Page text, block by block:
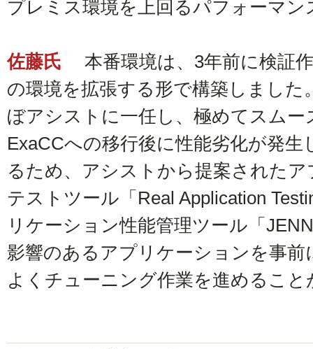
プレミス環境を上回るパフォーマ
佐藤氏
本番環境は、3年前に検証
の環境を拡張する形で構築しました
ぼアシストに一任し、極めてスム
ExaCCへの移行後に性能劣化が発
るため、アシストから提案された
テストツール「Real Application
リケーション性能管理ツール「
影響のあるアプリケーションを事
よくチューニング作業を進めるこ